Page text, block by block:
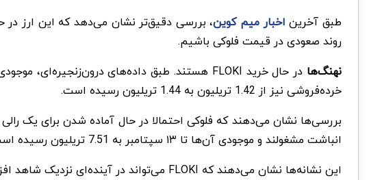
طبق آخرین اخبار میم کوین، بررسی دقیق‌تر نشان می‌دهد که این ارز
روند صعودی در قیمت فلوکی باشیم.
نهنگ‌ها
خرده‌فروشی نیز از 1.42 تریلیون به 1.44 تریلیون رسیده است.
بررسی‌ها نشان می‌دهند که فلوکی احتمالا در حال آماده شدن برای یک
انباشت مشغولند و موجودی آن‌ها تا ۱۳ سپتامبر به 7.51 تریلیون رسیده است.
این نشانه‌ها نشان می‌دهند که FLOKI می‌تواند در آینده‌ای نزدیک شاهد افزایش قیمت باشد.